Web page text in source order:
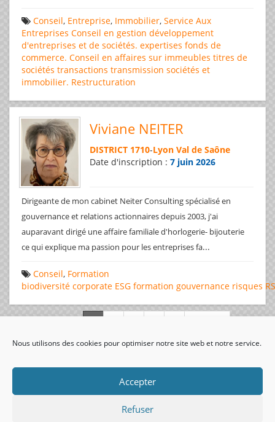
Nous utilisons des cookies pour optimiser notre site web et notre service.
Accepter
Refuser
Conseil, Entreprise, Immobilier, Service Aux
Entreprises Conseil en gestion développement
d'entreprises et de sociétés. expertises fonds de
commerce. Conseil en affaires sur immeubles titres de
sociétés transactions transmission sociétés et
immobilier. Restructuration
Viviane NEITER
DISTRICT 1710-Lyon Val de Saône
Date d'inscription : 7 juin 2026
Dirigeante de mon cabinet Neiter Consulting spécialisé en
gouvernance et relations actionnaires depuis 2003, j'ai
auparavant dirigé une affaire familiale d'horlogerie- bijouterie
ce qui explique ma passion pour les entreprises fa...
Conseil, Formation
biodiversité corporate ESG formation gouvernance risques
visiteurs uniques: